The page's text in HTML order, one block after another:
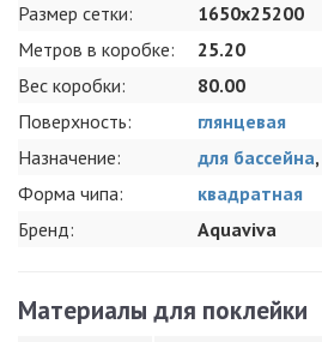
Размер сетки:
1650x25200
Метров в коробке:
25.20
Вес коробки:
80.00
Поверхность:
глянцевая
Назначение:
для бассейна,
Форма чипа:
квадратная
Бренд:
Aquaviva
Материалы для поклейки